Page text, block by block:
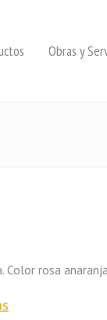
Obras y
Color rosa